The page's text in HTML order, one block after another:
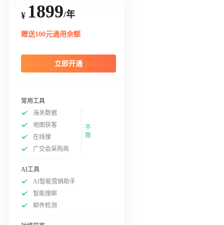
¥ 1899/年
赠送100元通用余额
立即开通
常用工具
海关数据
地图获客
在线搜
广交会采购商
不
限
AI工具
AI智能营销助手
智能搜邮
邮件检测